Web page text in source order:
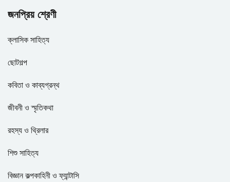
জনপ্রিয় শ্রেণী
ক্লাসিক সাহিত্য
ছোটগল্প
কবিতা ও কাব্যগ্রন্থ
জীবনী ও স্মৃতিকথা
রহস্য ও থ্রিলার
শিশু সাহিত্য
বিজ্ঞান কল্পকাহিনী ও ফ্যান্টাসি